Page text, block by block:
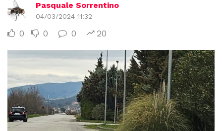
Pasquale Sorrentino
04/03/2024 11:32
0 0 0 20